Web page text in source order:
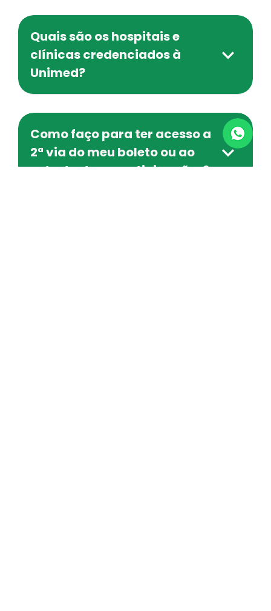
Quais são os hospitais e
clínicas credenciados à
Unimed?
Como faço para ter acesso a
2ª via do meu boleto ou ao
extrato de coparticipações?